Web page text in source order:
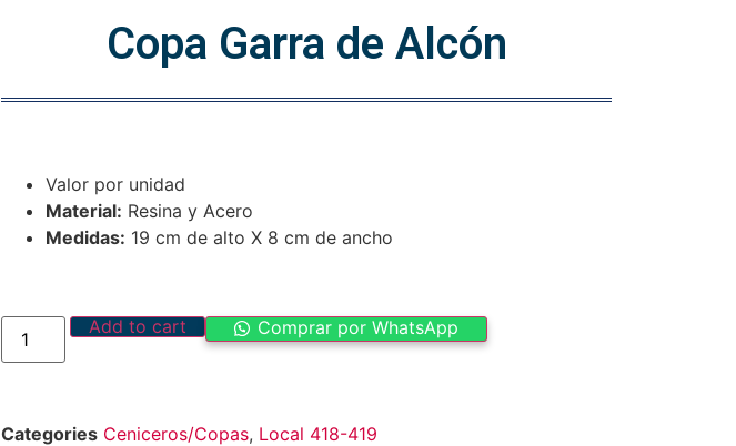
Copa Garra de Alcón
Valor por unidad
Material: Resina y Acero
Medidas: 19 cm de alto X 8 cm de ancho
Add to cart Comprar por WhatsApp
Categories Ceniceros/Copas, Local 418-419